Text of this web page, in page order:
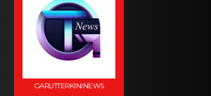
GARUTTERKININEWS